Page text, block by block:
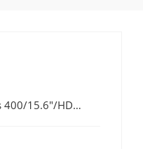
400/15.6"/HD